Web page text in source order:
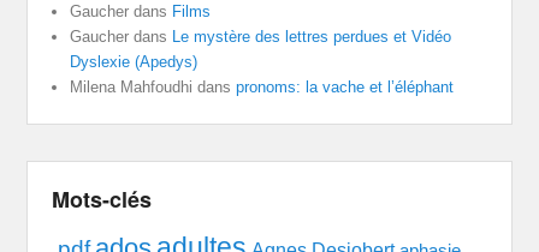
Gaucher dans Films
Gaucher dans Le mystère des lettres perdues et Vidéo
Dyslexie (Apedys)
Milena Mahfoudhi danspronoms: la vache et l’éléphant
Mots-clés